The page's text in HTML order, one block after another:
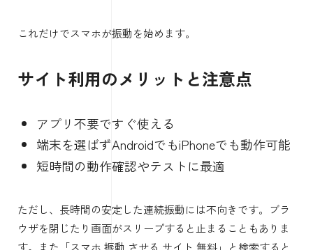
これだけでスマホが振動を始めます。
サイト利用のメリットと注意点
アプリ不要ですぐ使える
端末を選ばずAndroidでもiPhoneでも動作可能
短時間の動作確認やテストに最適
ただし、長時間の安定した連続振動には不向きです。ブラ
ウザを閉じたり画面がスリープすると止まることもありま
す。また「スマホ 振動 させる サイト 無料」と検索すると